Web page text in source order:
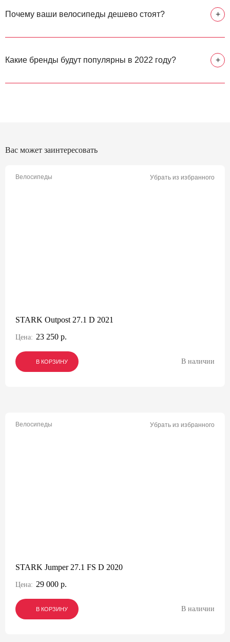
Почему ваши велосипеды дешево стоят? +
Какие бренды будут популярны в 2022 году? +
Вас может заинтересовать
Велосипеды Убрать из избранного
STARK Outpost 27.1 D 2021
Цена: 23 250 р.
В КОРЗИНУ
В КОРЗИНУ
В КОРЗИНУ В наличии
Велосипеды Убрать из избранного
STARK Jumper 27.1 FS D 2020
Цена: 29 000 р.
В КОРЗИНУ
В КОРЗИНУ
В КОРЗИНУ В наличии